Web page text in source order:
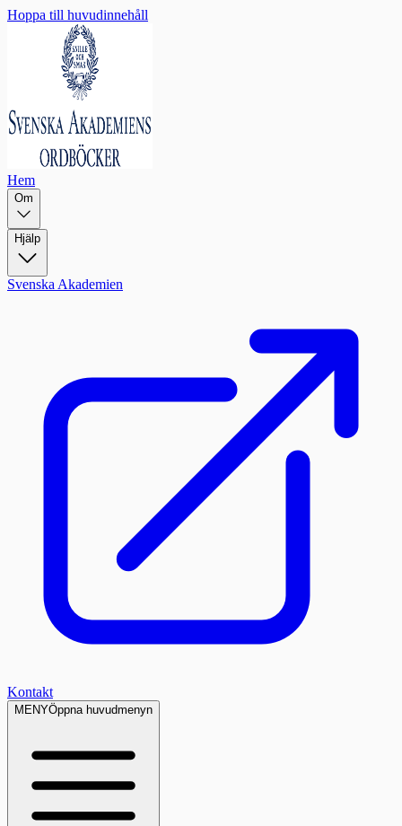
Hoppa till huvudinnehåll
Hem
Om
Hjälp
Svenska Akademien
Kontakt
MENYÖppna huvudmenyn